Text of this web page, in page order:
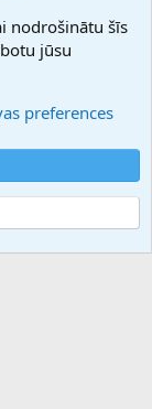
nodrošinātu šīs
jūsu
preferences